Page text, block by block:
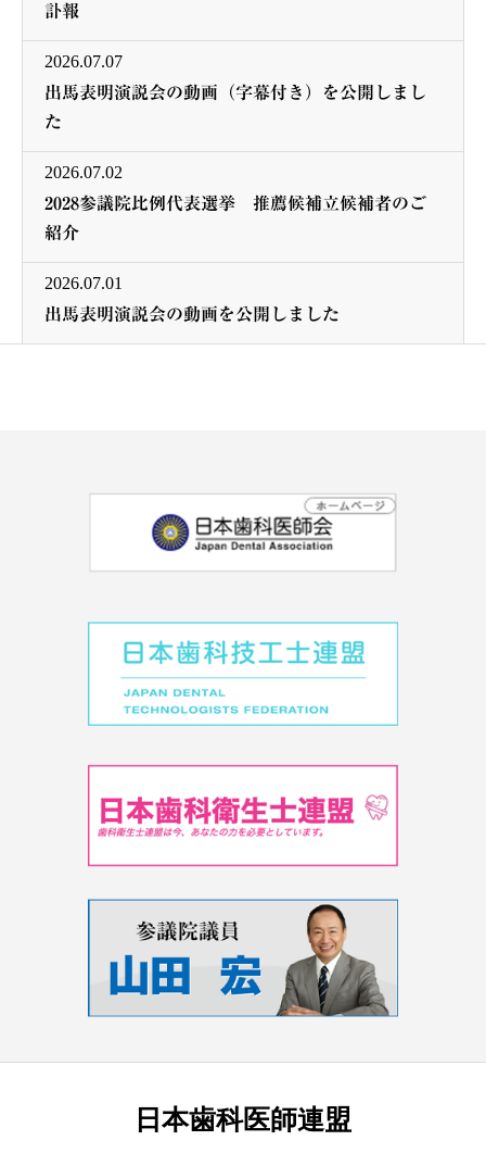
訃報
2026.07.07
出馬表明演説会の動画（字幕付き）を公開しまし
た
2026.07.02
2028参議院比例代表選挙 推薦候補立候補者のご
紹介
2026.07.01
出馬表明演説会の動画を公開しました
日本歯科医師連盟